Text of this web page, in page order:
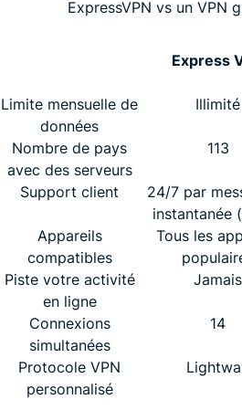
ExpressVPN vs un VPN
Express
Limite mensuelle de
données
Illimité
Nombre de pays
avec des serveurs
113
Support client
24/7 par
instantanée
Appareils
compatibles
Tous les
Piste votre activité
en ligne
Jamais
Connexions
simultanées
14
Protocole VPN
personnalisé